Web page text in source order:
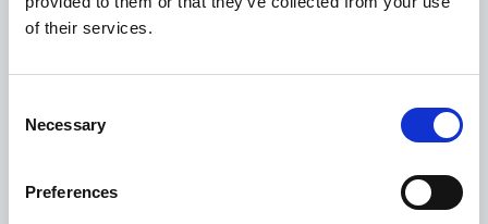
of their services.
Selection
Necessary
Preferences
als sie sein sollte? Esker Anywhere™ macht es
Ausgabe hoch oder leiten die E-Mail-Quittung an
die mobile App weiter, während Manager sofort